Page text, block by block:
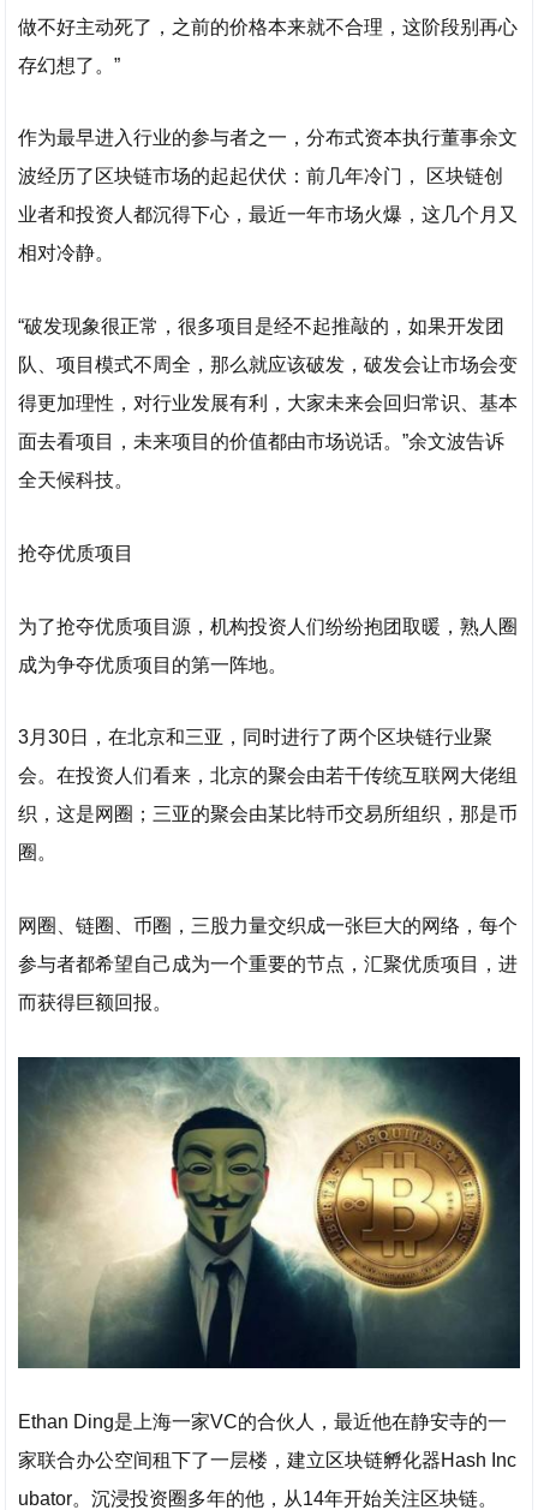
做不好主动死了，之前的价格本来就不合理，这阶段别再心
存幻想了。”
作为最早进入行业的参与者之一，分布式资本执行董事余文
波经历了区块链市场的起起伏伏：前几年冷门， 区块链创
业者和投资人都沉得下心，最近一年市场火爆，这几个月又
相对冷静。
“破发现象很正常，很多项目是经不起推敲的，如果开发团
队、项目模式不周全，那么就应该破发，破发会让市场会变
得更加理性，对行业发展有利，大家未来会回归常识、基本
面去看项目，未来项目的价值都由市场说话。”余文波告诉
全天候科技。
抢夺优质项目
为了抢夺优质项目源，机构投资人们纷纷抱团取暖，熟人圈
成为争夺优质项目的第一阵地。
3月30日，在北京和三亚，同时进行了两个区块链行业聚
会。在投资人们看来，北京的聚会由若干传统互联网大佬组
织，这是网圈；三亚的聚会由某比特币交易所组织，那是币
圈。
网圈、链圈、币圈，三股力量交织成一张巨大的网络，每个
参与者都希望自己成为一个重要的节点，汇聚优质项目，进
而获得巨额回报。
Ethan Ding是上海一家VC的合伙人，最近他在静安寺的一
家联合办公空间租下了一层楼，建立区块链孵化器Hash Inc
ubator。沉浸投资圈多年的他，从14年开始关注区块链。